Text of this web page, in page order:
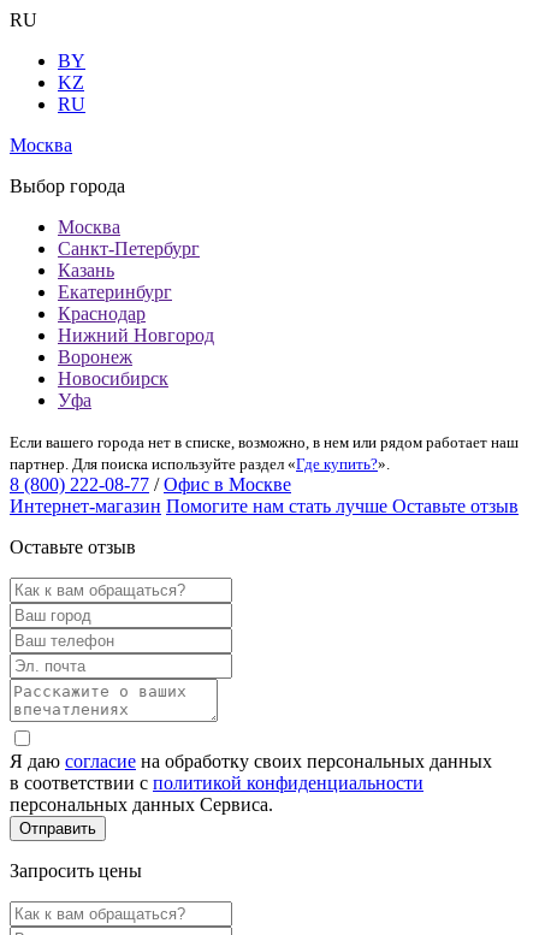
RU
BY
KZ
RU
Москва
Выбор города
Москва
Санкт-Петербург
Казань
Екатеринбург
Краснодар
Нижний Новгород
Воронеж
Новосибирск
Уфа
Если вашего города нет в списке, возможно, в нем или рядом работает наш
партнер. Для поиска используйте раздел «Где купить?».
8 (800) 222-08-77 / Офис в Москве
Интернет-магазин Помогите нам стать лучше Оставьте отзыв
Оставьте отзыв
Я даю согласие на обработку своих персональных данных
в соответствии с политикой конфиденциальности
персональных данных Сервиса.
Запросить цены